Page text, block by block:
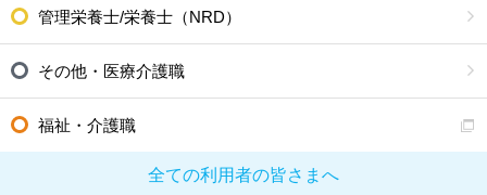
管理栄養士/栄養士（NRD）
その他・医療介護職
福祉・介護職
全ての利用者の皆さまへ